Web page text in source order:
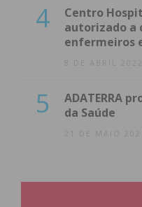
4
Centro
autorizado a
enfermeiros
8 DE ABRIL 2022
5
ADATERRA
da Saúde
21 DE MAIO 2021